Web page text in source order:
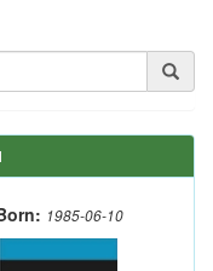
1985-06-10